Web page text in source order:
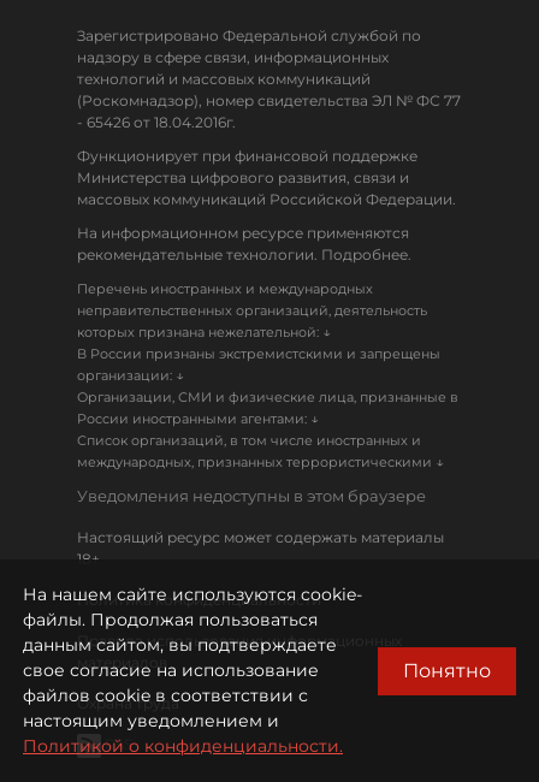
Зарегистрировано Федеральной службой по
надзору в сфере связи, информационных
технологий и массовых коммуникаций
(Роскомнадзор), номер свидетельства ЭЛ № ФС 77
- 65426 от 18.04.2016г.
Функционирует при финансовой поддержке
Министерства цифрового развития, связи и
массовых коммуникаций Российской Федерации.
На информационном ресурсе применяются
рекомендательные технологии. Подробнее.
Перечень иностранных и международных
неправительственных организаций, деятельность
которых признана нежелательной: ↓
В России признаны экстремистскими и запрещены
организации: ↓
Организации, СМИ и физические лица, признанные в
России иностранными агентами: ↓
Список организаций, в том числе иностранных и
международных, признанных террористическими ↓
Уведомления недоступны в этом браузере
Настоящий ресурс может содержать материалы
18+
Политика конфиденциальности
Правила использования информационных
материалов
Охрана труда
RSS
На нашем сайте используются cookie-
файлы. Продолжая пользоваться
данным сайтом, вы подтверждаете
свое согласие на использование
файлов cookie в соответствии с
настоящим уведомлением и
Политикой о конфиденциальности.
Понятно